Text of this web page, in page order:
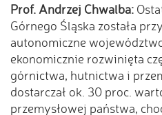
Prof. Andrzej Chwalba:
Górnego Śląska została
autonomiczne
ekonomicznie rozwinięta
górnictwa, hutnictwa i
dostarczał ok. 30 proc.
przemysłowej państwa,